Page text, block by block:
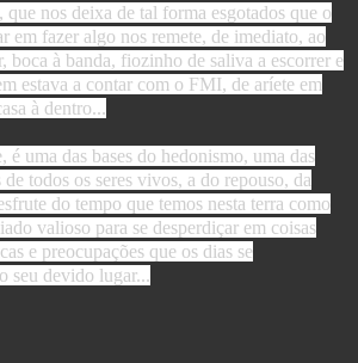
que nos deixa de tal forma esgotados que o
em fazer algo nos remete, de imediato, ao
boca à banda, fiozinho de saliva a escorrer e
estava a contar com o FMI, de aríete em
à dentro...
é uma das bases do hedonismo, uma das
de todos os seres vivos, a do repouso, da
do tempo que temos nesta terra como
valioso para se desperdiçar em coisas
e preocupações que os dias se
seu devido lugar...